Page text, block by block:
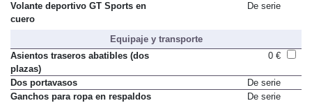
Volante deportivo GT Sports en
cuero
De serie
Equipaje y transporte
Asientos traseros abatibles (dos
plazas)
0 €
Dos portavasos
De serie
Ganchos para ropa en respaldos
De serie